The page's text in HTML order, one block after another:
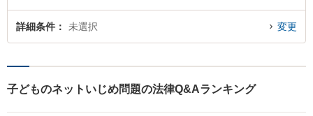
詳細条件 未選択 変更
子どものネットいじめ問題の法律Q&Aランキング